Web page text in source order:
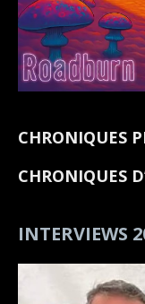
CHRONIQUES
CHRONIQUES
INTERVIEWS